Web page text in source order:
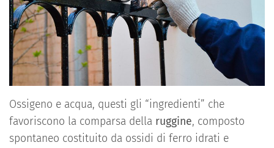
Ossigeno e acqua, questi gli “ingredienti” che
favoriscono la comparsa della ruggine, composto
spontaneo costituito da ossidi di ferro idrati e